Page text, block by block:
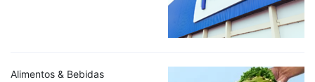
Alimentos & Bebidas